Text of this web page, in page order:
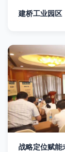
建桥工业园区
战略定位赋能